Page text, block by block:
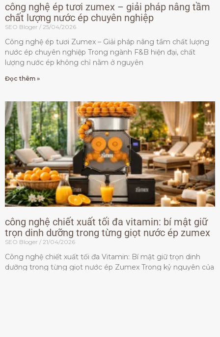
công nghệ ép tươi zumex – giải pháp nâng tầm
chất lượng nước ép chuyên nghiệp
SEO Bloger 25/04/2026
Công nghệ ép tươi Zumex – Giải pháp nâng tầm chất lượng
nước ép chuyên nghiệp Trong ngành F&B hiện đại, chất
lượng nước ép không chỉ nằm ở nguyên
Đọc thêm »
công nghệ chiết xuất tối đa vitamin: bí mật giữ
trọn dinh dưỡng trong từng giọt nước ép zumex
SEO Bloger 21/04/2026
Công nghệ chiết xuất tối đa Vitamin: Bí mật giữ trọn dinh
dưỡng trong từng giọt nước ép Zumex Trong kỷ nguyên của